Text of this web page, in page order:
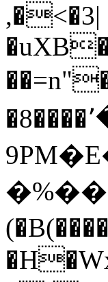
,�<�3|
�8����٬�y� �p� T��:� {��